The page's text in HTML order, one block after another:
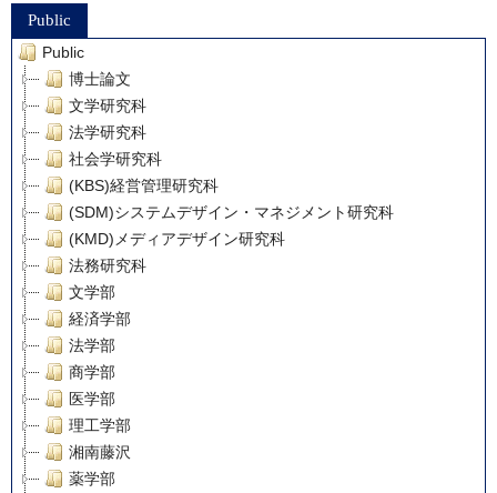
Public
Public
博士論文
文学研究科
法学研究科
社会学研究科
(KBS)経営管理研究科
(SDM)システムデザイン・マネジメント研究科
(KMD)メディアデザイン研究科
法務研究科
文学部
経済学部
法学部
商学部
医学部
理工学部
湘南藤沢
薬学部